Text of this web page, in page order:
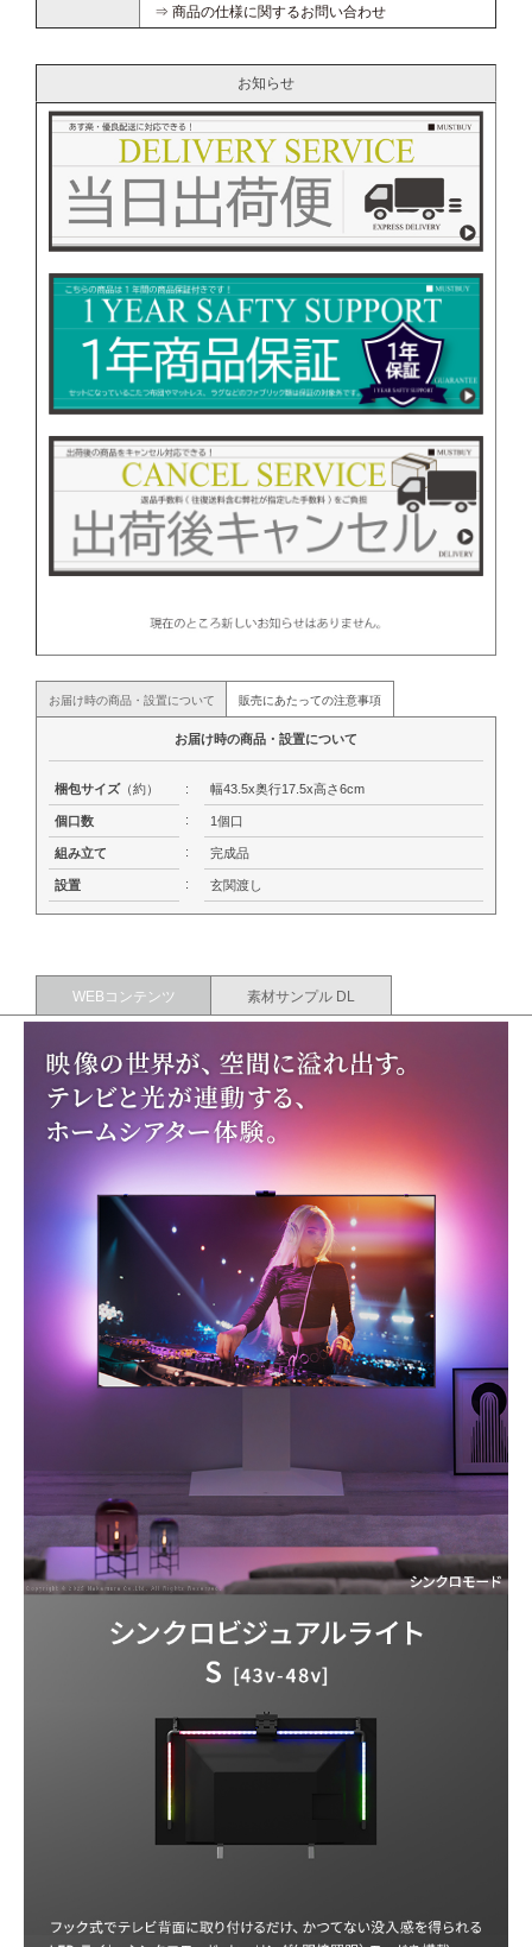
⇒ 商品の仕様に関するお問い合わせ
お知らせ
お届け時の商品・設置について 販売にあたっての注意事項
お届け時の商品・設置について
梱包サイズ（約） : 幅43.5x奥行17.5x高さ6cm
個口数 : 1個口
組み立て : 完成品
設置 : 玄関渡し
WEBコンテンツ 素材サンプル DL